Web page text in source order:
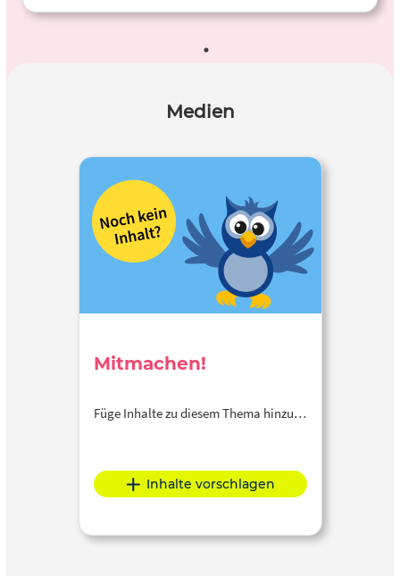
Medien
Mitmachen!
Füge Inhalte zu diesem Thema hinzu…
Inhalte vorschlagen